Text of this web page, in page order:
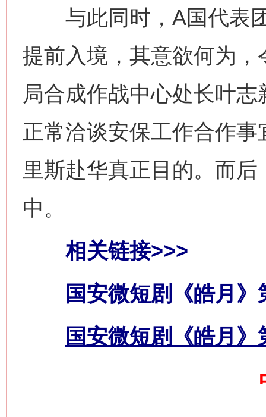
与此同时，A国代表团
提前入境，其意欲何为
局合成作战中心处长叶
正常洽谈安保工作合作
里斯赴华真正目的。而
中。
相关链接>>>
国安微短剧《皓月》
国安微短剧《皓月》
这是一记警钟！